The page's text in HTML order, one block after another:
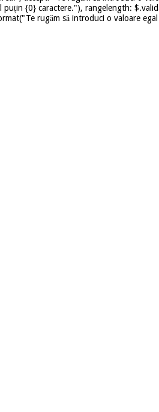
{0} caractere."), rangelength:
rugăm să introduci o valoare